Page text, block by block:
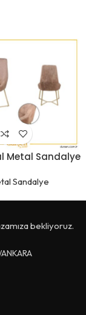
Metal Sandalye
Sandalye
bekliyoruz.